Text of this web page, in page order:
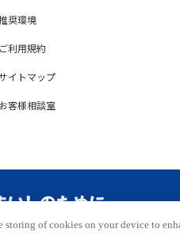
奨環境
ご利用規約
イトマップ
お客様相談室
reserved.
of cookies on your device to